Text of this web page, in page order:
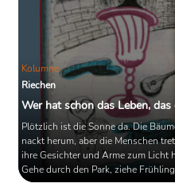
Kolumne
Riechen
Wer hat schon das Leben,
Plötzlich ist die Sonne da. Die
nackt herum, aber die Menschen
ihre Gesichter und Arme zum Licht
Gehe durch den Park, ziehe
rieche Waschmittel! Ein scharfer